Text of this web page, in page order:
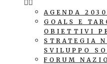
AGENDA
GOALS E
OBIETTIVI
STRATEGIA
SVILUPPO
FORUM